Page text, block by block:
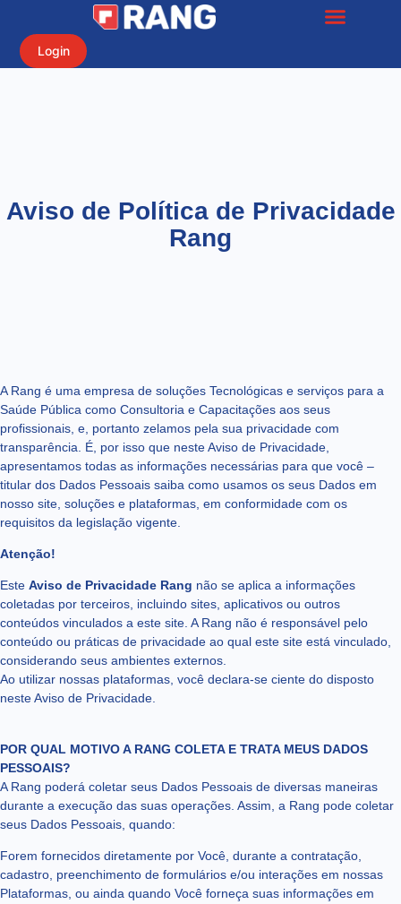
Login
Aviso de Política de Privacidade
Rang
A Rang é uma empresa de soluções Tecnológicas e serviços para a
Saúde Pública como Consultoria e Capacitações aos seus
profissionais, e, portanto zelamos pela sua privacidade com
transparência. É, por isso que neste Aviso de Privacidade,
apresentamos todas as informações necessárias para que você –
titular dos Dados Pessoais saiba como usamos os seus Dados em
nosso site, soluções e plataformas, em conformidade com os
requisitos da legislação vigente.
Atenção!
Este Aviso de Privacidade Rang não se aplica a informações
coletadas por terceiros, incluindo sites, aplicativos ou outros
conteúdos vinculados a este site. A Rang não é responsável pelo
conteúdo ou práticas de privacidade ao qual este site está vinculado,
considerando seus ambientes externos.
Ao utilizar nossas plataformas, você declara-se ciente do disposto
neste Aviso de Privacidade.
POR QUAL MOTIVO A RANG COLETA E TRATA MEUS DADOS
PESSOAIS?
A Rang poderá coletar seus Dados Pessoais de diversas maneiras
durante a execução das suas operações. Assim, a Rang pode coletar
seus Dados Pessoais, quando:
Forem fornecidos diretamente por Você, durante a contratação,
cadastro, preenchimento de formulários e/ou interações em nossas
Plataformas, ou ainda quando Você forneça suas informações em